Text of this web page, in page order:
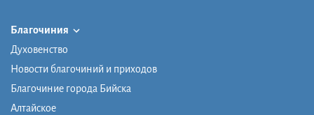
Благочиния
Духовенство
Новости благочиний и приходов
Благочиние города Бийска
Алтайское